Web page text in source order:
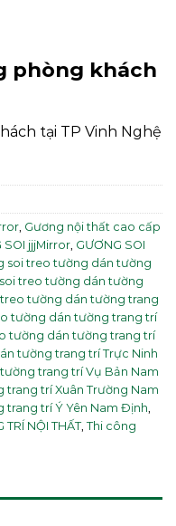
phòng khách
tại TP Vinh Nghệ
Gương nội thất cao cấp
SOI jjjMirror GƯƠNG SOI
soi treo tường dán tường
treo tường dán tường
tường dán tường trang
tường dán tường trang trí
tường dán tường trang trí
tường trang trí Trực Ninh
trang trí Vụ Bản Nam
trí Xuân Trường Nam
trí Ý Yên Nam Định
TRÍ NỘI THẤT, Thi công